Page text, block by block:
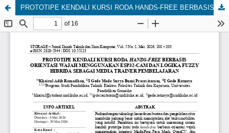
PROTOTIPE KENDALI KURSI RODA HANDS-FREE BERBASIS ORIENTASI WAJAH MENGGUNAKAN ESP32-CAM DAN LOGIKA FUZZY HIBRIDA SEBAGAI MEDIA TRAINER PEMBELAJARAN